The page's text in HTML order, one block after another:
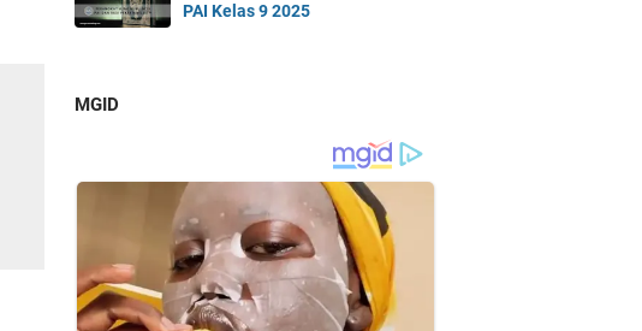
PAI Kelas 9 2025
MGID